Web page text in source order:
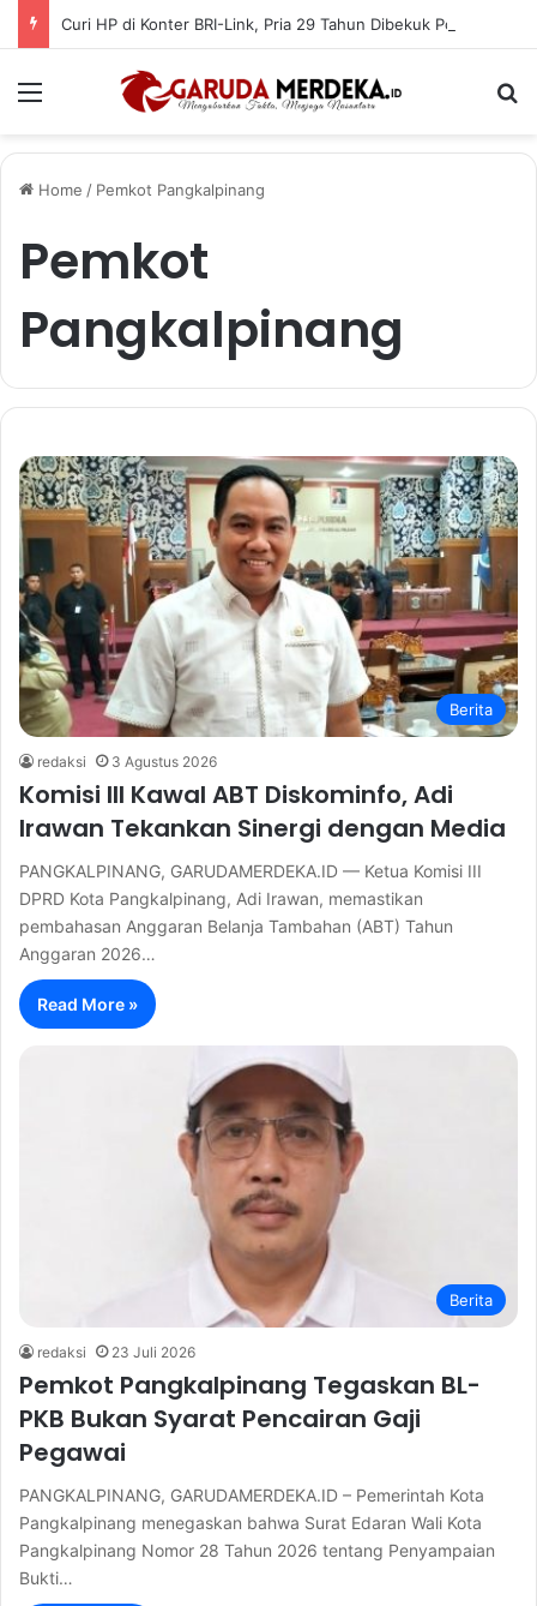
Menu
Home / Pemkot Pangkalpinang
Pemkot
Pangkalpinang
Berita
redaksi 3 Agustus 2026
Komisi III Kawal ABT Diskominfo, Adi
Irawan Tekankan Sinergi dengan Media
PANGKALPINANG, GARUDAMERDEKA.ID — Ketua Komisi III
DPRD Kota Pangkalpinang, Adi Irawan, memastikan
pembahasan Anggaran Belanja Tambahan (ABT) Tahun
Anggaran 2026…
Read More »
Berita
redaksi 23 Juli 2026
Pemkot Pangkalpinang Tegaskan BL-
PKB Bukan Syarat Pencairan Gaji
Pegawai
PANGKALPINANG, GARUDAMERDEKA.ID – Pemerintah Kota
Pangkalpinang menegaskan bahwa Surat Edaran Wali Kota
Pangkalpinang Nomor 28 Tahun 2026 tentang Penyampaian
Bukti…